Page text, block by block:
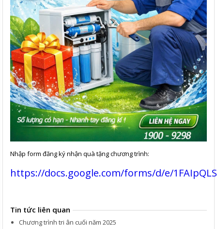
Nhập form đăng ký nhận quà tặng chương trình:
https://docs.google.com/forms/d/e/
Tin tức liên quan
Chương trình tri ân cuối năm 2025